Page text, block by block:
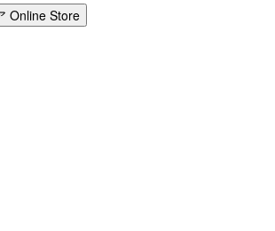
Online Store